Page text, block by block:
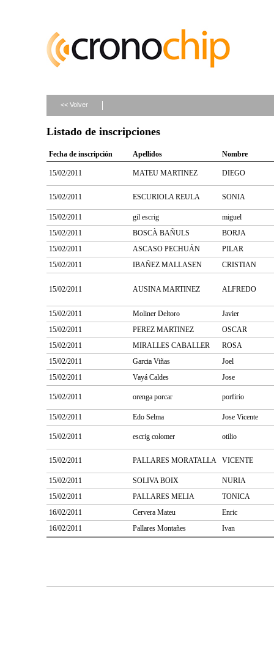
<< Volver
Listado de inscripciones
Fecha de inscripción Apellidos Nombre
15/02/2011 MATEU MARTINEZ DIEGO
15/02/2011 ESCURIOLA REULA SONIA
15/02/2011 gil escrig
miguel
15/02/2011
BOSCÀ BAÑULS
BORJA
15/02/2011
ASCASO PECHUÁN
PILAR
15/02/2011
IBAÑEZ MALLASEN CRISTIAN
15/02/2011 AUSINA MARTINEZ ALFREDO
15/02/2011 Moliner Deltoro
Javier
15/02/2011
PEREZ MARTINEZ
OSCAR
15/02/2011
MIRALLES CABALLER
ROSA
15/02/2011
Garcia Viñas
Joel
15/02/2011
Vayá Caldes Jose
15/02/2011 orenga porcar porfirio
15/02/2011 Edo Selma Jose Vicente
15/02/2011 escrig colomer otilio
15/02/2011 PALLARES MORATALLA VICENTE
15/02/2011 SOLIVA BOIX
NURIA
15/02/2011
PALLARES MELIA
TONICA
16/02/2011
Cervera Mateu
Enric
16/02/2011
Pallares Montañes Ivan